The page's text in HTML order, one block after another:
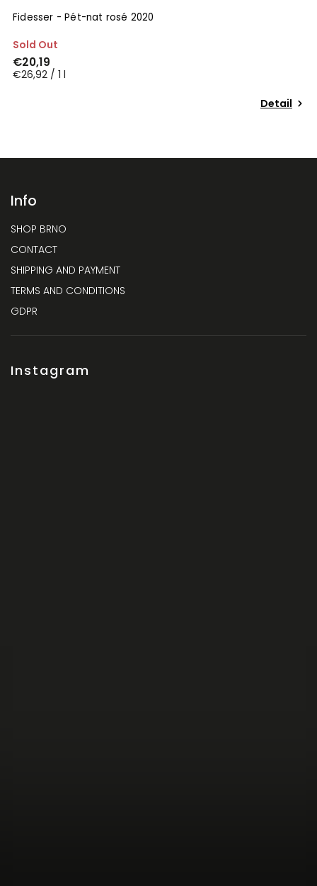
Fidesser - Pét-nat rosé 2020
Sold Out
€20,19
€26,92 / 1 l
Detail
Info
SHOP BRNO
CONTACT
SHIPPING AND PAYMENT
TERMS AND CONDITIONS
GDPR
Instagram